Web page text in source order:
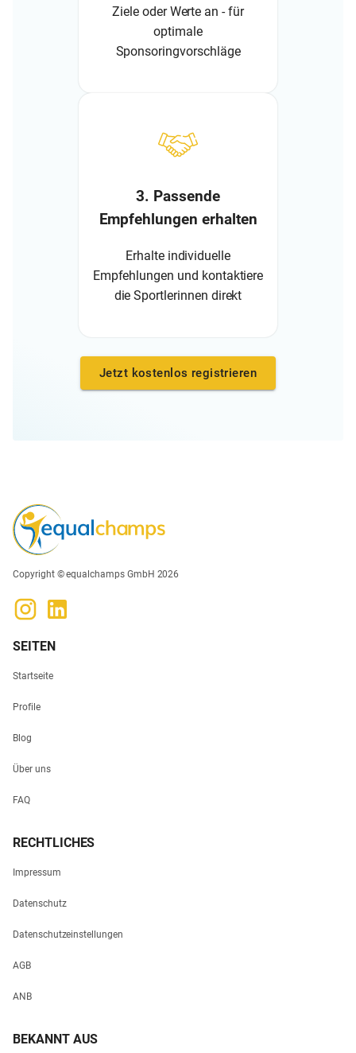
Ziele oder Werte an - für
optimale
Sponsoringvorschläge
3. Passende
Empfehlungen erhalten
Erhalte individuelle
Empfehlungen und kontaktiere
die Sportlerinnen direkt
Jetzt kostenlos registrieren
Copyright © equalchamps GmbH 2026
SEITEN
Startseite
Profile
Blog
Über uns
FAQ
RECHTLICHES
Impressum
Datenschutz
Datenschutzeinstellungen
AGB
ANB
BEKANNT AUS